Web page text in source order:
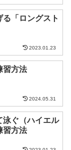
「ロングスト
2023.01.23
習方法
2024.05.31
泳ぐ（ハイエル
習方法